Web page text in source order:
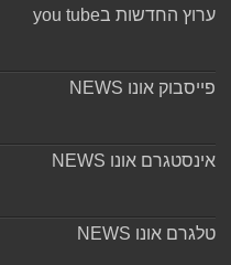
ערוץ החדשות בyou tube
פייסבוק אונו NEWS
אינסטגרם אונו NEWS
טלגרם אונו NEWS